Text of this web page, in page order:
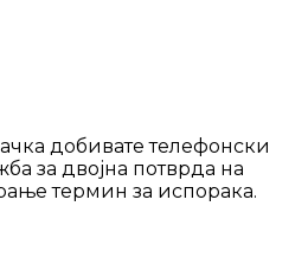
добивате телефонски
за двојна потврда на
термин за испорака.